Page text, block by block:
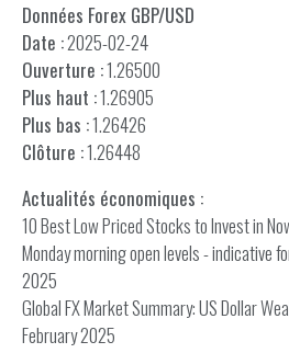
Données Forex GBP/USD
Date :2025-02-24
Ouverture :1.26500
Plus haut :1.26905
Plus bas :1.26426
Clôture :1.26448
Actualités économiques :
10 Best Low Priced Stocks to Invest in
Monday morning open levels - indicative
2025
Global FX Market Summary: US Dollar
February 2025